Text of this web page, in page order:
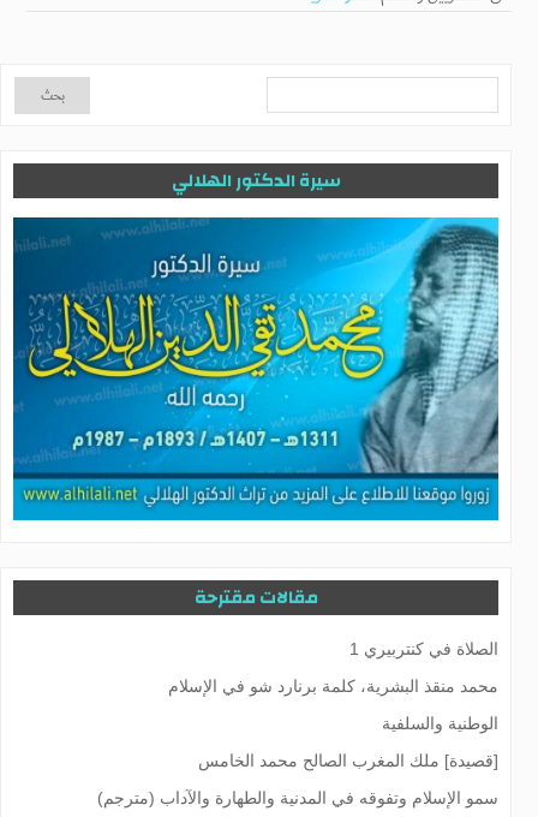
سيرة الدكتور الهلالي
مقالات مقترحة
الصلاة في کنتربيري 1
محمد منقذ البشرية، كلمة برنارد شو في الإسلام
الوطنية والسلفية
[قصيدة] ملك المغرب الصالح محمد الخامس
سمو الإسلام وتفوقه في المدنية والطهارة والآداب (مترجم)